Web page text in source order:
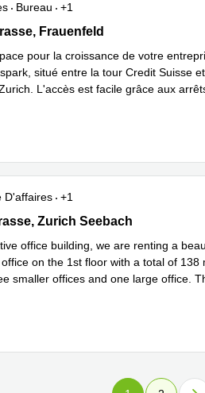
Bureau
+1
56,7th Floor, Frauenfeld
Frauenfeld
pour la croissance de votre
situé entre la tour Credit Suisse
L'accès est facile grâce aux
D'affaires
+1
1, Zurich Seebach
Zurich Seebach
office building, we are renting a
on the 1st floor with a total of 138
smaller offices and one large office.